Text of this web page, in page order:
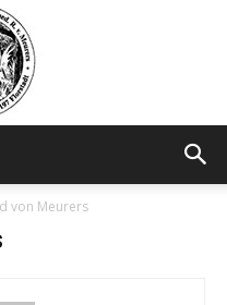
von Meurers